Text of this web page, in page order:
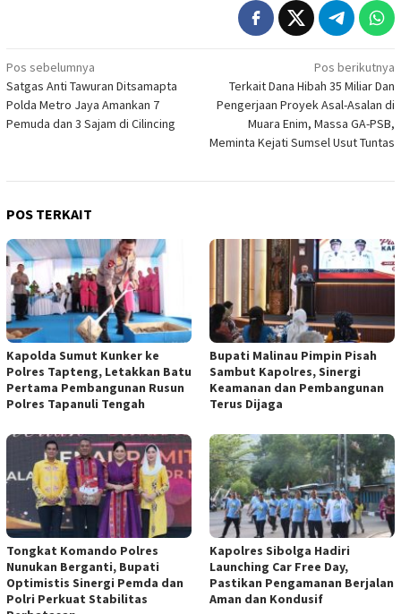
Navigasi
pos
Pos sebelumnya
Satgas Anti Tawuran Ditsamapta
Polda Metro Jaya Amankan 7
Pemuda dan 3 Sajam di Cilincing
Pos berikutnya
Terkait Dana Hibah 35 Miliar Dan
Pengerjaan Proyek Asal-Asalan di
Muara Enim, Massa GA-PSB,
Meminta Kejati Sumsel Usut Tuntas
POS TERKAIT
Kapolda Sumut Kunker ke
Polres Tapteng, Letakkan Batu
Pertama Pembangunan Rusun
Polres Tapanuli Tengah
Bupati Malinau Pimpin Pisah
Sambut Kapolres, Sinergi
Keamanan dan Pembangunan
Terus Dijaga
Tongkat Komando Polres
Nunukan Berganti, Bupati
Optimistis Sinergi Pemda dan
Polri Perkuat Stabilitas
Kapolres Sibolga Hadiri
Launching Car Free Day,
Pastikan Pengamanan Berjalan
Aman dan Kondusif